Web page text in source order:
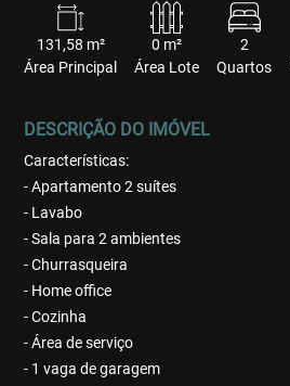
131,58 m²
Área Principal
0 m²
Área Lote
2
Quartos
DESCRIÇÃO DO IMÓVEL
Características:
- Apartamento 2 suítes
- Lavabo
- Sala para 2 ambientes
- Churrasqueira
- Home office
- Cozinha
- Área de serviço
- 1 vaga de garagem